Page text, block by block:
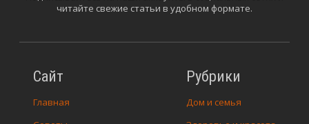
Сайт
Главная
Рубрики
Дом и семья
читайте свежие статьи в удобном формате.